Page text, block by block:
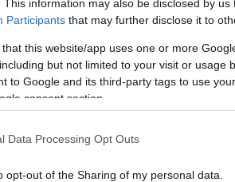
This information may also be disclosed by
Participants that may further disclose it to
that this website/app uses one or more
but not limited to your visit or usage
to Google and its third-party tags to use
consent section.
Data Processing Opt Outs
opt-out of the Sharing of my personal data.
un smalkas personības iezīmes,
Lūk, tas vīriešus “padara
kuras burtiski “padara